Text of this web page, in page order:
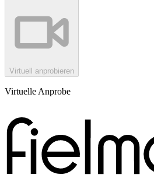
Virtuell anprobieren
Virtuelle Anprobe